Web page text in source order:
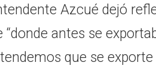
Azcué dejó
antes se
que se exporte